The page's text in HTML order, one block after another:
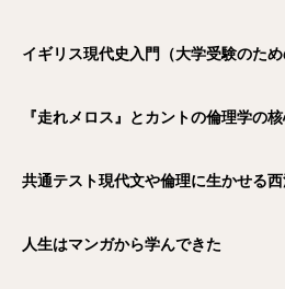
イギリス現代史入門（大学受験のため
『走れメロス』とカントの倫理学の
共通テスト現代文や倫理に生かせる西
人生はマンガから学んできた